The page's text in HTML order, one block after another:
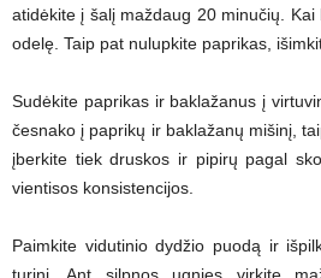
atidėkite į šalį maždaug 20 minučių.
odelę. Taip pat nulupkite paprikas,
Sudėkite paprikas ir baklažanus į
česnako į paprikų ir baklažanų mišinį,
įberkite tiek druskos ir pipirų pagal
vientisos konsistencijos.
Paimkite vidutinio dydžio puodą ir